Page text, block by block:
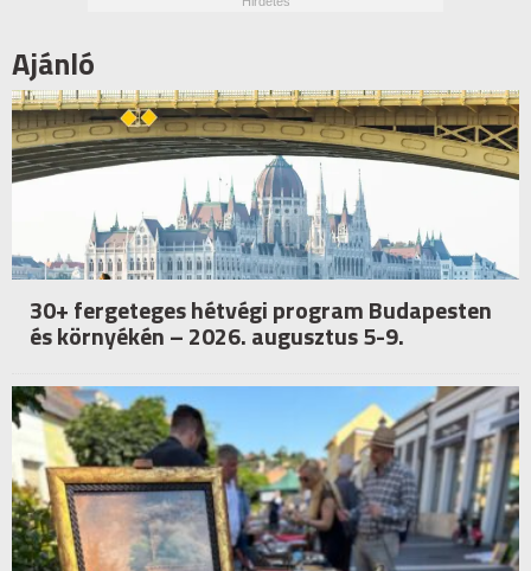
Ajánló
30+ fergeteges hétvégi program Budapesten
és környékén – 2026. augusztus 5-9.